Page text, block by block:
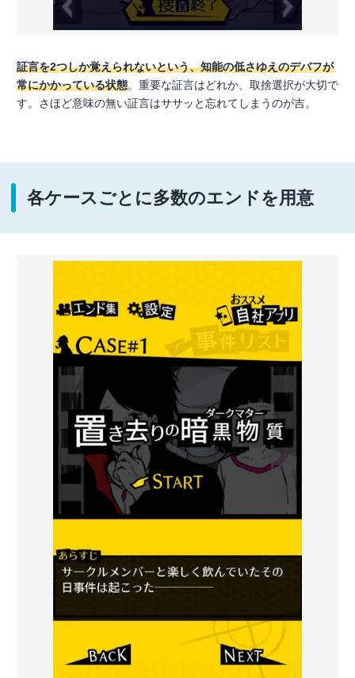
証言を2つしか覚えられないという、知能の低さゆえのデバフが
常にかかっている状態。重要な証言はどれか、取捨選択が大切で
す。さほど意味の無い証言はササッと忘れてしまうのが吉。
各ケースごとに多数のエンドを用意